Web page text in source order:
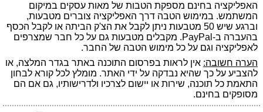
האפליקציה בחינם מספקת הטבות של מאות עסקים במיקום
המשתמש. במימוש הטבה דרך האפליקציה צוברים מטבעות,
וברגע שיש 50 מטבעות ניתן לקבל את הצ'ק הביתה או לקבל הכסף
בהעברה ב-PayPal. מקבלים מטבעות גם על כל חבר שמצרפים
לאפליקציה וגם על כל מימוש הטבה של החבר.
הערה חשובה: אין לראות בפרסום התוכנה באתר בגדר המלצה, או
להצביע על כך שהיא נבדקה על ידי האתר. מומלץ לכל קורא לבחון
התאמת כל תוכנה, שירות או יישום לצרכיו ולדרישותיו, גם אם הם
מסופקים בחינם.